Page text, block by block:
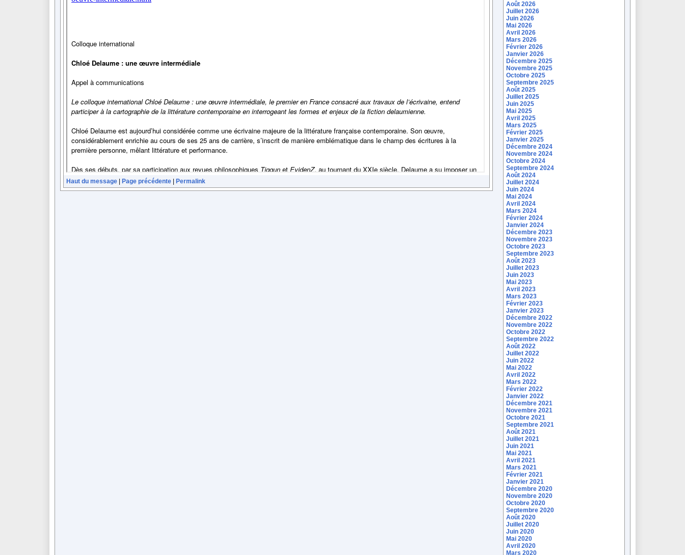
Haut du message Page précédente Permalink
Août 2026
Juillet 2026
Juin 2026
Mai 2026
Avril 2026
Mars 2026
Février 2026
Janvier 2026
Décembre 2025
Novembre 2025
Octobre 2025
Septembre 2025
Août 2025
Juillet 2025
Juin 2025
Mai 2025
Avril 2025
Mars 2025
Février 2025
Janvier 2025
Décembre 2024
Novembre 2024
Octobre 2024
Septembre 2024
Août 2024
Juillet 2024
Juin 2024
Mai 2024
Avril 2024
Mars 2024
Février 2024
Janvier 2024
Décembre 2023
Novembre 2023
Octobre 2023
Septembre 2023
Août 2023
Juillet 2023
Juin 2023
Mai 2023
Avril 2023
Mars 2023
Février 2023
Janvier 2023
Décembre 2022
Novembre 2022
Octobre 2022
Septembre 2022
Août 2022
Juillet 2022
Juin 2022
Mai 2022
Avril 2022
Mars 2022
Février 2022
Janvier 2022
Décembre 2021
Novembre 2021
Octobre 2021
Septembre 2021
Août 2021
Juillet 2021
Juin 2021
Mai 2021
Avril 2021
Mars 2021
Février 2021
Janvier 2021
Décembre 2020
Novembre 2020
Octobre 2020
Septembre 2020
Août 2020
Juillet 2020
Juin 2020
Mai 2020
Avril 2020
Mars 2020